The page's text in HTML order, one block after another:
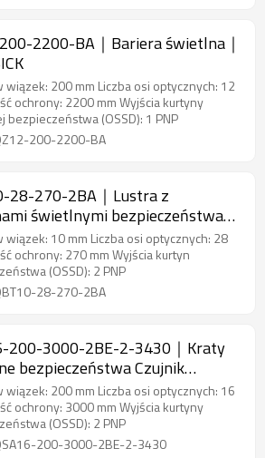
2200-BA｜Bariera świetlna｜
wiązek: 200 mm Liczba osi optycznych: 12
ochrony: 2200 mm Wyjścia kurtyny
bezpieczeństwa (OSSD): 1 PNP
200-2200-BA
28-270-2BA｜Lustra z
świetlnymi bezpieczeństwa｜
wiązek: 10 mm Liczba osi optycznych: 28
ochrony: 270 mm Wyjścia kurtyn
(OSSD): 2 PNP
28-270-2BA
200-3000-2BE-2-3430｜Kraty
bezpieczeństwa Czujnik
obszaru｜DADISICK
wiązek: 200 mm Liczba osi optycznych: 16
ochrony: 3000 mm Wyjścia kurtyny
(OSSD): 2 PNP
200-3000-2BE-2-3430